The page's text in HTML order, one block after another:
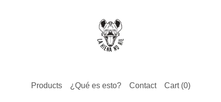
Products ¿Qué es esto? Contact Cart (0)